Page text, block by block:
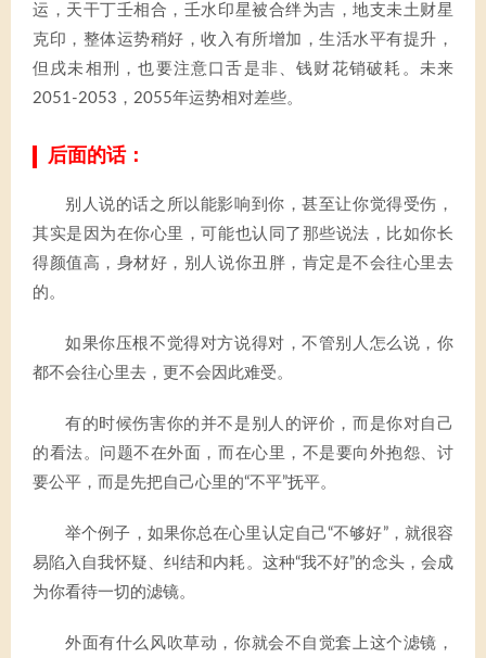
运，天干丁壬相合，壬水印星被合绊为吉，地支未土财星
克印，整体运势稍好，收入有所增加，生活水平有提升，
但戌未相刑，也要注意口舌是非、钱财花销破耗。未来
2051-2053，2055年运势相对差些。
后面的话：
别人说的话之所以能影响到你，甚至让你觉得受伤，
其实是因为在你心里，可能也认同了那些说法，比如你长
得颜值高，身材好，别人说你丑胖，肯定是不会往心里去
的。
如果你压根不觉得对方说得对，不管别人怎么说，你
都不会往心里去，更不会因此难受。
有的时候伤害你的并不是别人的评价，而是你对自己
的看法。问题不在外面，而在心里，不是要向外抱怨、讨
要公平，而是先把自己心里的“不平”抚平。
举个例子，如果你总在心里认定自己“不够好”，就很容
易陷入自我怀疑、纠结和内耗。这种“我不好”的念头，会成
为你看待一切的滤镜。
外面有什么风吹草动，你就会不自觉套上这个滤镜，